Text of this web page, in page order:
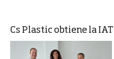
Cs Plastic obtiene la